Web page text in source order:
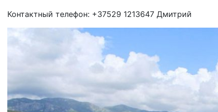
Контактный телефон: +37529 1213647 Дмитрий